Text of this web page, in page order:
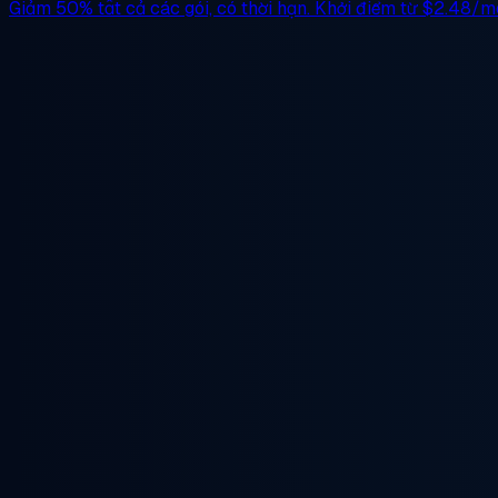
Giảm 50% tất cả các gói, có thời hạn. Khởi điểm từ$2.48/